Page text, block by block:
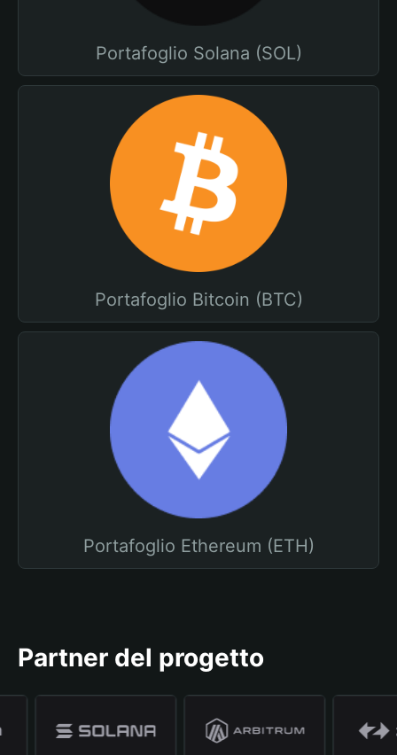
Portafoglio Solana (SOL)
Portafoglio Bitcoin (BTC)
Portafoglio Ethereum (ETH)
Partner del progetto